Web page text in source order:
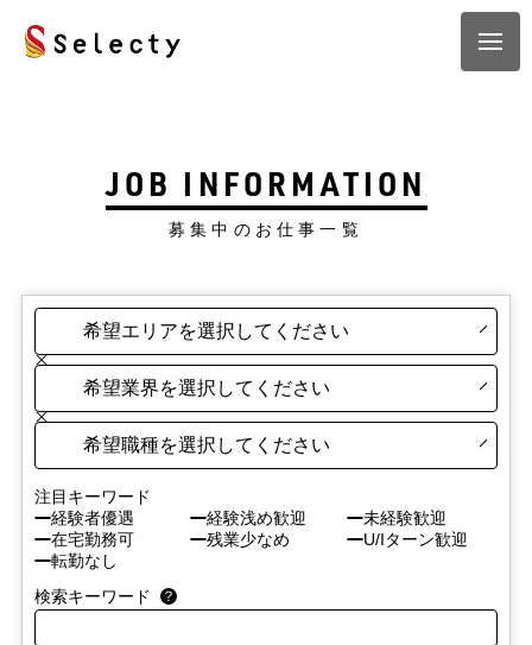
JOB INFORMATION
募集中のお仕事一覧
注目キーワード
経験者優遇
経験浅め歓迎
未経験歓迎
在宅勤務可
残業少なめ
U/Iターン歓迎
転勤なし
検索キーワード